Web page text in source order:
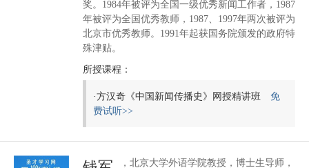
奖。1984年被评为全国一级优秀新闻工作者，1987
年被评为全国优秀教师，1987、1997年两次被评为
北京市优秀教师。1991年起获国务院颁发的政府特
殊津贴。
所授课程：
·方汉奇《中国新闻传播史》网授精讲班 免
费试听>>
，北京大学外语学院教授，博士生导师，